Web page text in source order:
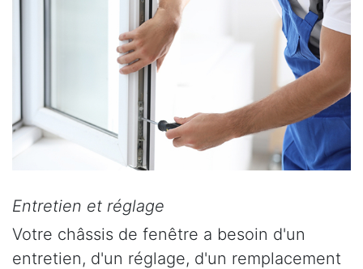
Entretien et réglage
Votre châssis de fenêtre a besoin d'un
entretien, d'un réglage, d'un remplacement